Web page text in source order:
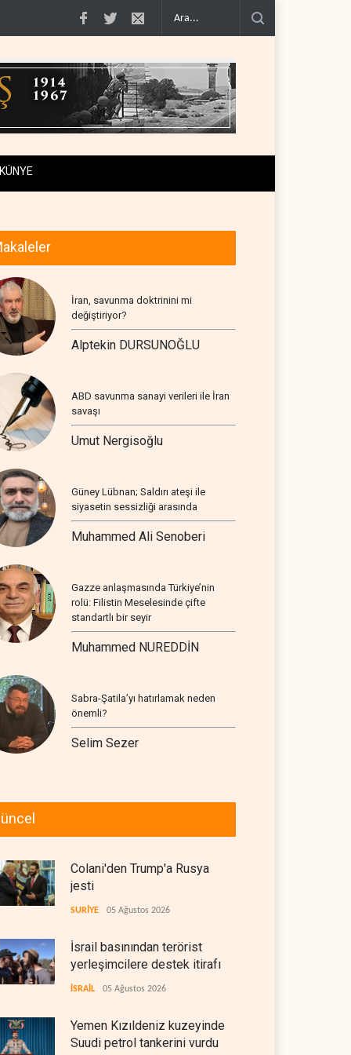
Yemen Kızıldeniz kuzeyinde Suudi petrol tankerini vurdu..
KÜNYE
İran, savunma doktrinini mi
değiştiriyor?
Alptekin DURSUNOĞLU
ABD savunma sanayi verileri ile İran
savaşı
Umut Nergisoğlu
Güney Lübnan; Saldırı ateşi ile
siyasetin sessizliği arasında
Muhammed Ali Senoberi
Gazze anlaşmasında Türkiye’nin
rolü: Filistin Meselesinde çifte
standartlı bir seyir
Muhammed NUREDDİN
Sabra-Şatila’yı hatırlamak neden
önemli?
Selim Sezer
Colani'den Trump'a Rusya
jesti
SURİYE 05 Ağustos 2026
İsrail basınından terörist
yerleşimcilere destek itirafı
İSRAİL 05 Ağustos 2026
Yemen Kızıldeniz kuzeyinde
Suudi petrol tankerini vurdu